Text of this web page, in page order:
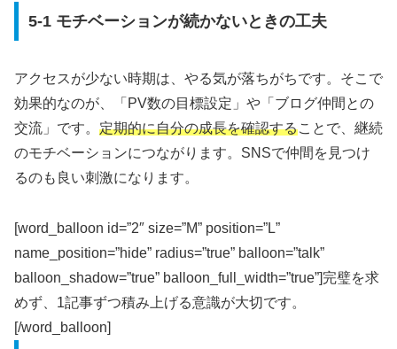
5-1 モチベーションが続かないときの工夫
アクセスが少ない時期は、やる気が落ちがちです。そこで
効果的なのが、「PV数の目標設定」や「ブログ仲間との
交流」です。 定期的に自分の成長を確認することで、継続
のモチベーションにつながります。SNSで仲間を見つけ
るのも良い刺激になります。
[word_balloon id=”2″ size=”M” position=”L”
name_position=”hide” radius=”true” balloon=”talk”
balloon_shadow=”true” balloon_full_width=”true”]完璧を求
めず、1記事ずつ積み上げる意識が大切です。
[/word_balloon]